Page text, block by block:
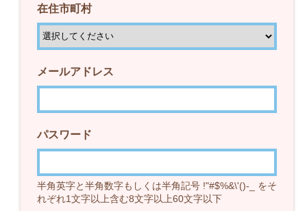
在住市町村
メールアドレス
パスワード
半角英字と半角数字もしくは半角記号 !"#$%&\'()-_ をそ
れぞれ1文字以上含む8文字以上60文字以下